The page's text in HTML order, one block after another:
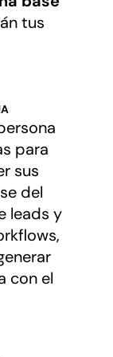
tus
para
sus
del
leads y
con el